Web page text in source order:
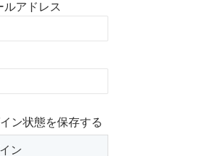
ルアドレス
ン状態を保存する